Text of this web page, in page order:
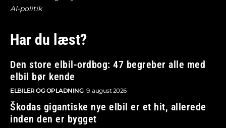
AI-politik
Har du læst?
Den store elbil-ordbog: 47 begreber alle med
elbil bør kende
ELBILER OG OPLADNING 9. august 2026
Škodas gigantiske nye elbil er et hit, allerede
inden den er bygget